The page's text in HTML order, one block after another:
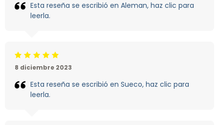
Esta reseña se escribió en Aleman, haz clic para
leerla.
Calificación: 5 /5
8 diciembre 2023
Esta reseña se escribió en Sueco, haz clic para
leerla.